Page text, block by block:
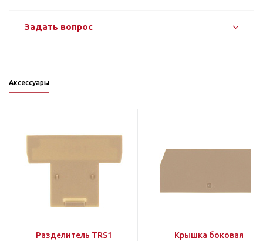
Задать вопрос
Аксессуары
Разделитель TRS1
Крышка боковая